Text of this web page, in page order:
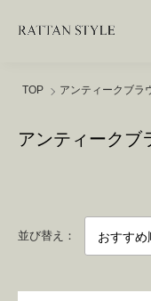
TOP アンティークブラ
アンティークブ
並び替え：